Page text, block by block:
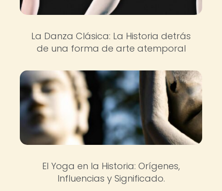
La Danza Clásica: La Historia detrás
de una forma de arte atemporal
El Yoga en la Historia: Orígenes,
Influencias y Significado.